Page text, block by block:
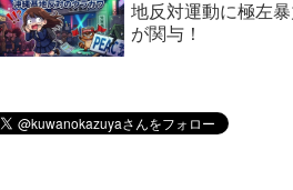
地反対運動に極左暴
が関与！